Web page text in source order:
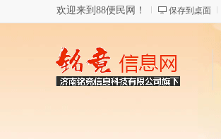
欢迎来到88便民网！ 保存到桌面